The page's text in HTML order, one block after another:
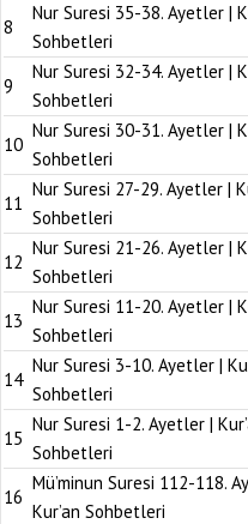
8
Nur Suresi 35-38. Ayetler |
Sohbetleri
9
Nur Suresi 32-34. Ayetler |
Sohbetleri
10
Nur Suresi 30-31. Ayetler |
Sohbetleri
11
Nur Suresi 27-29. Ayetler |
Sohbetleri
12
Nur Suresi 21-26. Ayetler |
Sohbetleri
13
Nur Suresi 11-20. Ayetler |
Sohbetleri
14
Nur Suresi 3-10. Ayetler |
Sohbetleri
15
Nur Suresi 1-2. Ayetler |
Sohbetleri
16
Mü’minun Suresi 112-118.
Kur’an Sohbetleri